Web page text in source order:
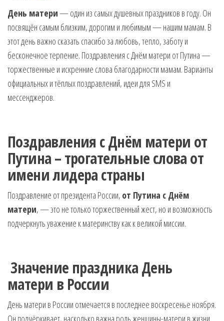
друзей.
Поздравления
телефон,
музыкальные.
Только для
готовые
Розыгрыши,
Песни. Самые
Нежные,
Красивые,
пожелания на
каждый день и
безумно
День матери— один из самых душевных праздников в году. Он
посвящён самым близким, дорогим и любимым — нашим мамам. В
этот день важно сказать спасибо за любовь, тепло, заботу и
бесконечное терпение. Поздравления с Днём матери от Путина —
торжественные и искренние слова благодарности мамам. Варианты
официальных и тёплых поздравлений, идеи для SMS и
мессенджеров.
Поздравления с Днём матери от
Путина – трогательные слова от
имени лидера страны
Поздравление от президента России, от Путина с Днём
матери, — это не только торжественный жест, но и возможность
подчеркнуть уважение к материнству как к великой миссии.
Значение праздника День
матери в России
День матери в России отмечается в последнее воскресенье ноября.
Он подчёркивает, насколько важна роль женщины-матери в жизни